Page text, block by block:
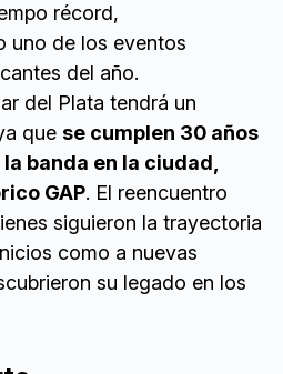
récord,
uno de los eventos
del año.
del Plata tendrá un
que se cumplen 30 años
banda en la ciudad,
GAP. El reencuentro
siguieron la trayectoria
como a nuevas
su legado en los